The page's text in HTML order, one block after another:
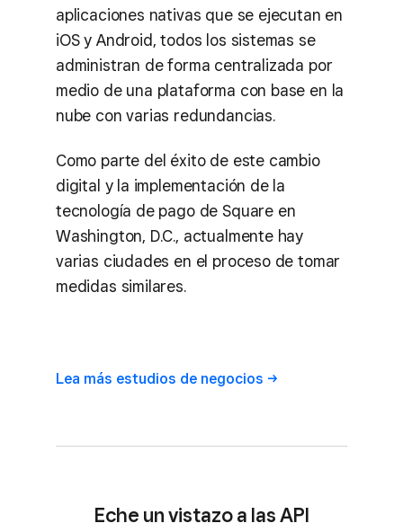
aplicaciones nativas que se ejecutan en
iOS y Android, todos los sistemas se
administran de forma centralizada por
medio de una plataforma con base en la
nube con varias redundancias.
Como parte del éxito de este cambio
digital y la implementación de la
tecnología de pago de Square en
Washington, D.C., actualmente hay
varias ciudades en el proceso de tomar
medidas similares.
Lea más estudios de negocios
Eche un vistazo a las API